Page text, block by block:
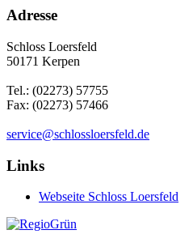
Adresse
Schloss Loersfeld
50171 Kerpen
Tel.: (02273) 57755
Fax: (02273) 57466
service@schlossloersfeld.de
Links
Webseite Schloss Loersfeld